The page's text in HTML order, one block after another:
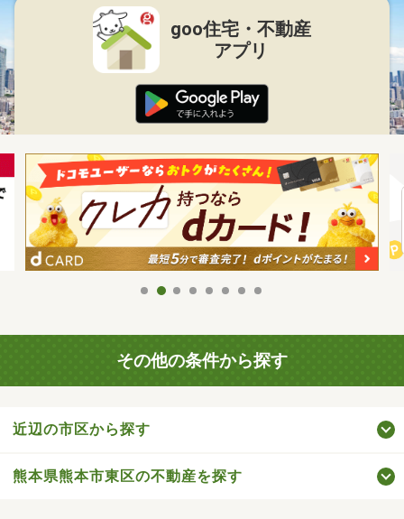
goo住宅・不動産
アプリ
その他の条件から探す
近辺の市区から探す
熊本県熊本市東区の不動産を探す